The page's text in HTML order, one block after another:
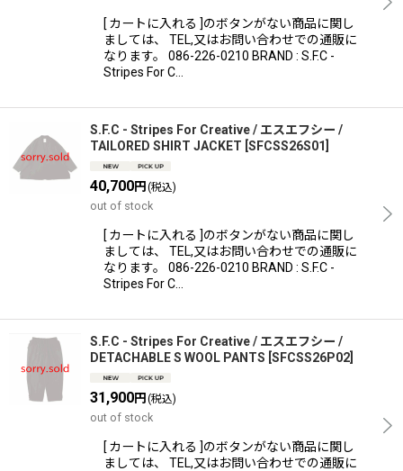
[ カートに入れる ]のボタンがない商品に関し
ましては、 TEL,又はお問い合わせでの通販に
なります。 086-226-0210 BRAND : S.F.C -
Stripes For C…
S.F.C - Stripes For Creative / エスエフシー /
TAILORED SHIRT JACKET SFCSS26S01
40,700円 (税込)
out of stock
[ カートに入れる ]のボタンがない商品に関し
ましては、 TEL,又はお問い合わせでの通販に
なります。 086-226-0210 BRAND : S.F.C -
Stripes For C…
S.F.C - Stripes For Creative / エスエフシー /
DETACHABLE S WOOL PANTS SFCSS26P02
31,900円 (税込)
out of stock
[ カートに入れる ]のボタンがない商品に関し
ましては、 TEL,又はお問い合わせでの通販に